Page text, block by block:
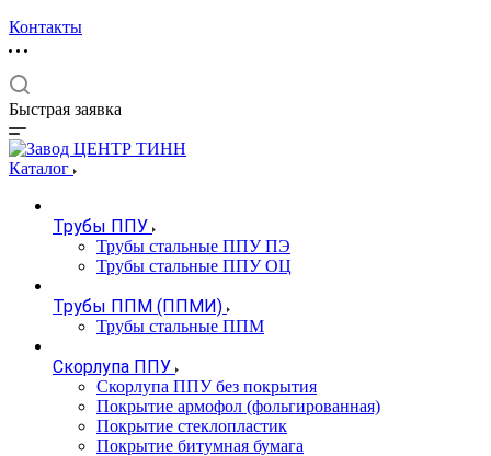
Контакты
Быстрая заявка
Каталог
Трубы ППУ
Трубы стальные ППУ ПЭ
Трубы стальные ППУ ОЦ
Трубы ППМ (ППМИ)
Трубы стальные ППМ
Скорлупа ППУ
Скорлупа ППУ без покрытия
Покрытие армофол (фольгированная)
Покрытие стеклопластик
Покрытие битумная бумага